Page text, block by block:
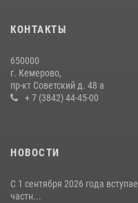
КОНТАКТЫ
650000
г. Кемерово,
пр-кт Советский д. 48 а
+ 7 (3842) 44-45-00
НОВОСТИ
С 1 сентября 2026 года
частн...